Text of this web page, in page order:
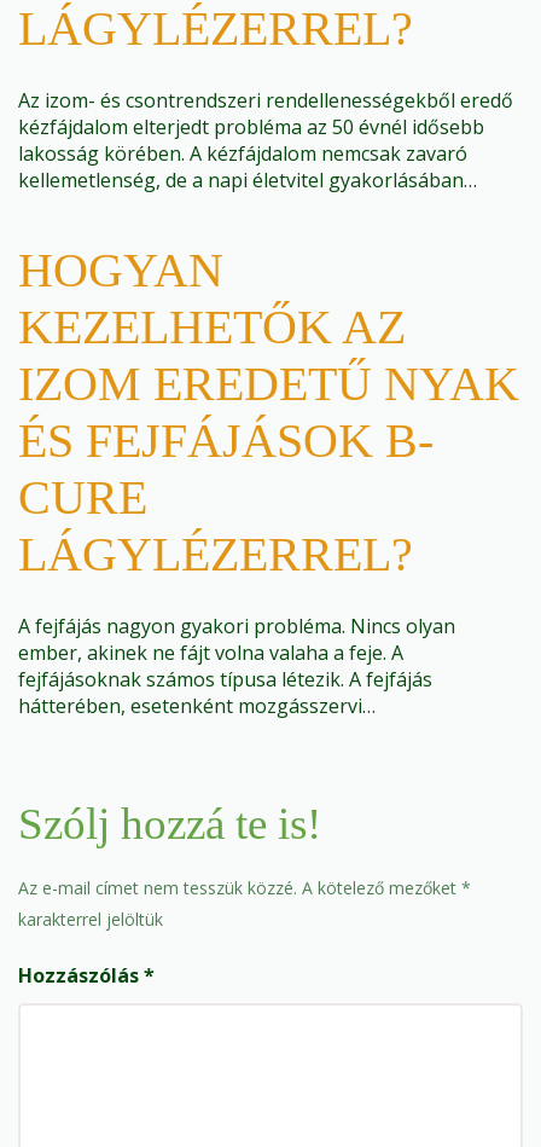
LÁGYLÉZERREL?
Az izom- és csontrendszeri rendellenességekből eredő
kézfájdalom elterjedt probléma az 50 évnél idősebb
lakosság körében. A kézfájdalom nemcsak zavaró
kellemetlenség, de a napi életvitel gyakorlásában…
HOGYAN
KEZELHETŐK AZ
IZOM EREDETŰ NYAK
ÉS FEJFÁJÁSOK B-
CURE
LÁGYLÉZERREL?
A fejfájás nagyon gyakori probléma. Nincs olyan
ember, akinek ne fájt volna valaha a feje. A
fejfájásoknak számos típusa létezik. A fejfájás
hátterében, esetenként mozgásszervi…
Szólj hozzá te is!
Az e-mail címet nem tesszük közzé. A kötelező mezőket *
karakterrel jelöltük
Hozzászólás*